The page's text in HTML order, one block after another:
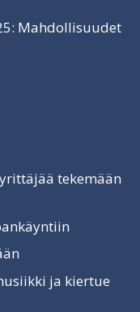
Mahdollisuudet
tekemään
ja kiertue